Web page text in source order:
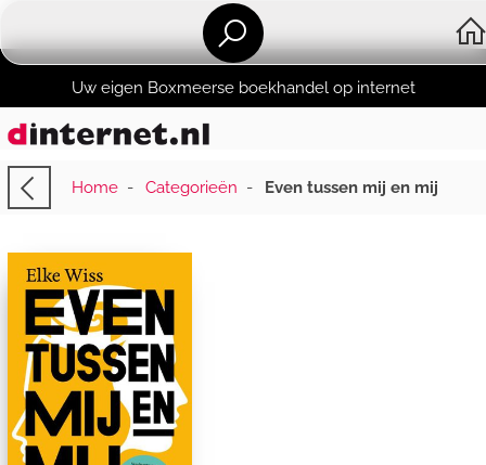
Uw eigen Boxmeerse boekhandel op internet
Home- Categorieën - Even tussen mij en mij